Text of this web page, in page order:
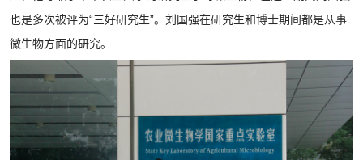
也是多次被评为“三好研究生”。刘国强在研究生和博士期间都是从事
微生物方面的研究。